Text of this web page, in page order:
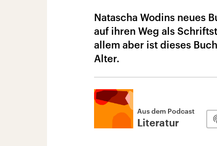
Natascha Wodins neues
auf ihren Weg als
allem aber ist dieses
Alter.
Aus dem Podcast
Literatur